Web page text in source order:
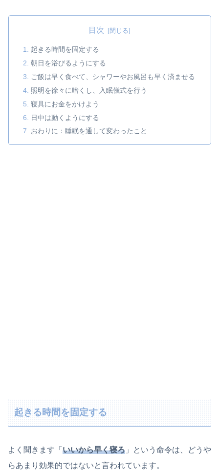
目次
起きる時間を固定する
朝日を浴びるようにする
ご飯は早く食べて、シャワーやお風呂も早く済ませる
照明を徐々に暗くし、入眠儀式を行う
寝具にお金をかけよう
日中は動くようにする
おわりに：睡眠を通して変わったこと
起きる時間を固定する
よく聞きます「 いいから早く寝ろ 」という命令は、どうや
らあまり効果的ではないと言われています。